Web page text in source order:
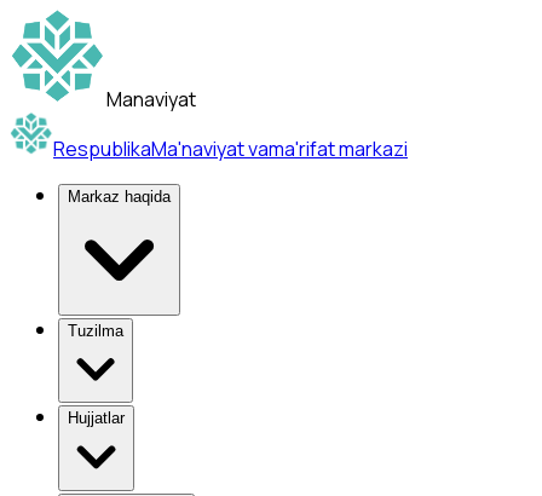
Manaviyat
RespublikaMa'naviyat vama'rifat markazi
Markaz haqida
Tuzilma
Hujjatlar